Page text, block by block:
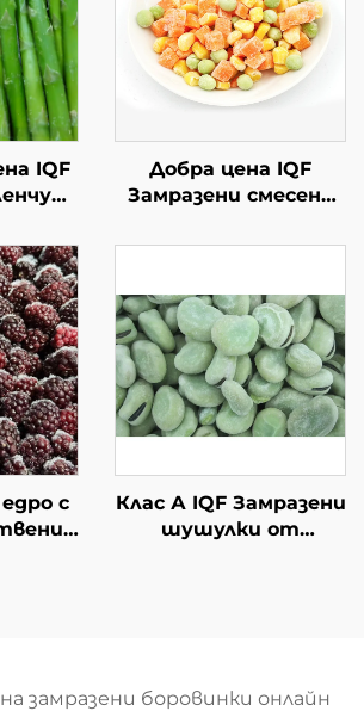
IQF
Добра цена IQF
Замразени смесени
грахчета Морковени
царевица Халал
с
Клас А IQF Замразени
шушулки от
замразени боровинки онлайн